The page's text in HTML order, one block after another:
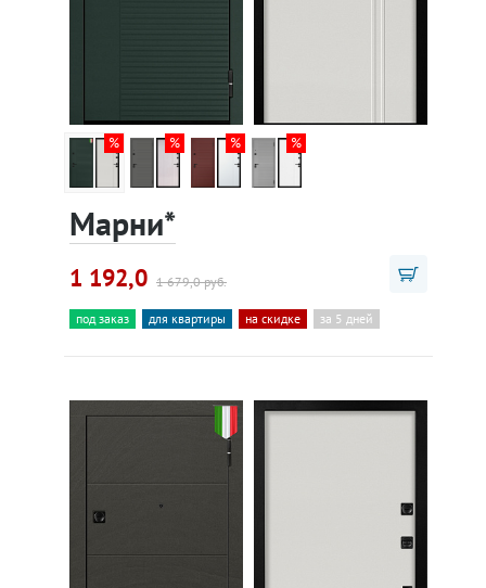
Марни*
1 192,0 1 679,0 руб.
под заказ для квартиры на скидке за 5 дней